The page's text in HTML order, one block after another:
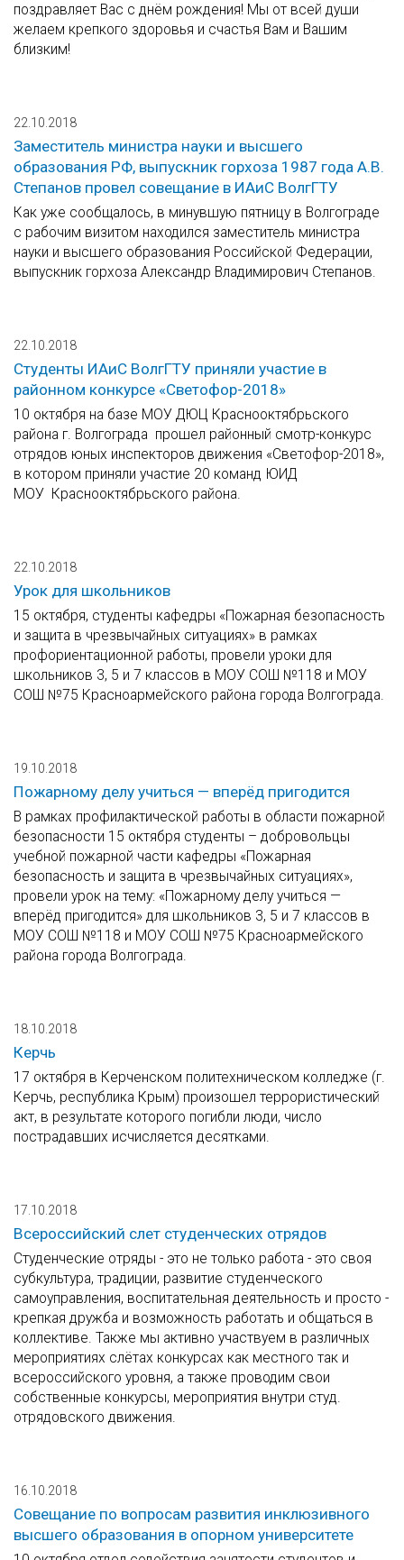
поздравляет Вас с днём рождения! Мы от всей души
желаем крепкого здоровья и счастья Вам и Вашим
близким!
22.10.2018
Заместитель министра науки и высшего
образования РФ, выпускник горхоза 1987 года А.В.
Степанов провел совещание в ИАиС ВолгГТУ
Как уже сообщалось, в минувшую пятницу в Волгограде
с рабочим визитом находился заместитель министра
науки и высшего образования Российской Федерации,
выпускник горхоза Александр Владимирович Степанов.
22.10.2018
Студенты ИАиС ВолгГТУ приняли участие в
районном конкурсе «Светофор-2018»
10 октября на базе МОУ ДЮЦ Краснооктябрьского
района г. Волгограда прошел районный смотр-конкурс
отрядов юных инспекторов движения «Светофор-2018»,
в котором приняли участие 20 команд ЮИД
МОУ Краснооктябрьского района.
22.10.2018
Урок для школьников
15 октября, студенты кафедры «Пожарная безопасность
и защита в чрезвычайных ситуациях» в рамках
профориентационной работы, провели уроки для
школьников 3, 5 и 7 классов в МОУ СОШ №118 и МОУ
СОШ №75 Красноармейского района города Волгограда.
19.10.2018
Пожарному делу учиться — вперёд пригодится
В рамках профилактической работы в области пожарной
безопасности 15 октября студенты – добровольцы
учебной пожарной части кафедры «Пожарная
безопасность и защита в чрезвычайных ситуациях»,
провели урок на тему: «Пожарному делу учиться —
вперёд пригодится» для школьников 3, 5 и 7 классов в
МОУ СОШ №118 и МОУ СОШ №75 Красноармейского
района города Волгограда.
18.10.2018
Керчь
17 октября в Керченском политехническом колледже (г.
Керчь, республика Крым) произошел террористический
акт, в результате которого погибли люди, число
пострадавших исчисляется десятками.
17.10.2018
Всероссийский слет студенческих отрядов
Студенческие отряды - это не только работа - это своя
субкультура, традиции, развитие студенческого
самоуправления, воспитательная деятельность и просто -
крепкая дружба и возможность работать и общаться в
коллективе. Также мы активно участвуем в различных
мероприятиях слётах конкурсах как местного так и
всероссийского уровня, а также проводим свои
собственные конкурсы, мероприятия внутри студ.
отрядовского движения.
16.10.2018
Совещание по вопросам развития инклюзивного
высшего образования в опорном университете